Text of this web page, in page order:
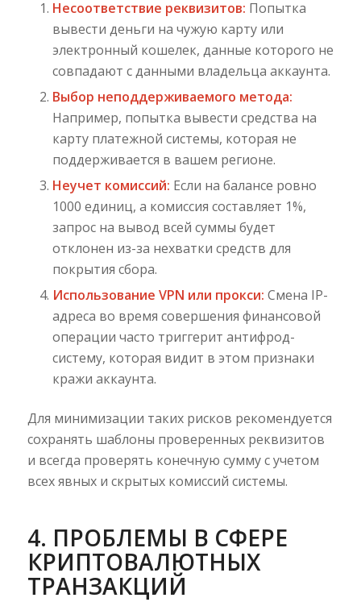
Несоответствие реквизитов: Попытка
вывести деньги на чужую карту или
электронный кошелек, данные которого не
совпадают с данными владельца аккаунта.
Выбор неподдерживаемого метода:
Например, попытка вывести средства на
карту платежной системы, которая не
поддерживается в вашем регионе.
Неучет комиссий: Если на балансе ровно
1000 единиц, а комиссия составляет 1%,
запрос на вывод всей суммы будет
отклонен из-за нехватки средств для
покрытия сбора.
Использование VPN или прокси: Смена IP-
адреса во время совершения финансовой
операции часто триггерит антифрод-
систему, которая видит в этом признаки
кражи аккаунта.
Для минимизации таких рисков рекомендуется
сохранять шаблоны проверенных реквизитов
и всегда проверять конечную сумму с учетом
всех явных и скрытых комиссий системы.
4. ПРОБЛЕМЫ В СФЕРЕ
КРИПТОВАЛЮТНЫХ
ТРАНЗАКЦИЙ